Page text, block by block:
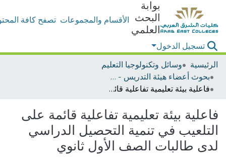
بوابة
البحث
العلمي
الأقسام والمجموعات تصفح كافة
تسجيل الدخول
الرئيسية
وسائل وتكنولوجيا التعليم
بحوث أعضاء هيئة التدريس - وسائل وتكنولوجيا التعليم
فاعلية بيئة تعليمية تفاعلية قائمة على التلعيب في تنمية التحصيل الدراسي لدى طالبات الصف الأول ثانوي
فاعلية بيئة تعليمية تفاعلية قائمة على
التلعيب في تنمية التحصيل الدراسي
لدى طالبات الصف الأول ثانوي